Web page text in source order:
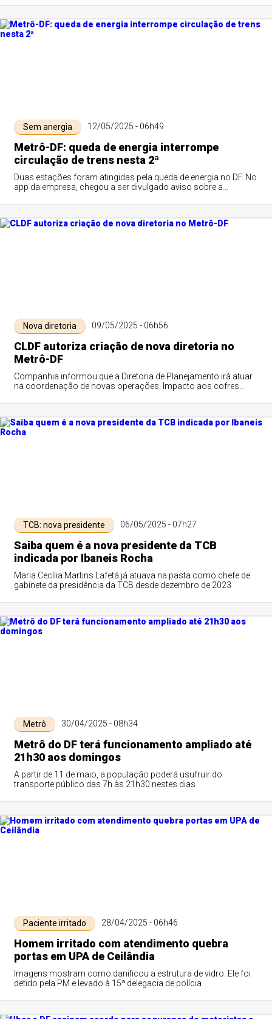
Sem anergia 12/05/2025 - 06h49
Metrô-DF: queda de energia interrompe
circulação de trens nesta 2ª
Duas estações foram atingidas pela queda de energia no DF. No
app da empresa, chegou a ser divulgado aviso sobre a
Nova diretoria 09/05/2025 - 06h56
CLDF autoriza criação de nova diretoria no
Metrô-DF
Companhia informou que a Diretoria de Planejamento irá atuar
na coordenação de novas operações. Impacto aos cofres
TCB: nova presidente 06/05/2025 - 07h27
Saiba quem é a nova presidente da TCB
indicada por Ibaneis Rocha
Maria Cecília Martins Lafetá já atuava na pasta como chefe de
gabinete da presidência da TCB desde dezembro de 2023
Metrô 30/04/2025 - 08h34
Metrô do DF terá funcionamento ampliado até
21h30 aos domingos
A partir de 11 de maio, a população poderá usufruir do
transporte público das 7h às 21h30 nestes dias
Paciente irritado 28/04/2025 - 06h46
Homem irritado com atendimento quebra
portas em UPA de Ceilândia
Imagens mostram como danificou a estrutura de vidro. Ele foi
detido pela PM e levado à 15ª delegacia de polícia